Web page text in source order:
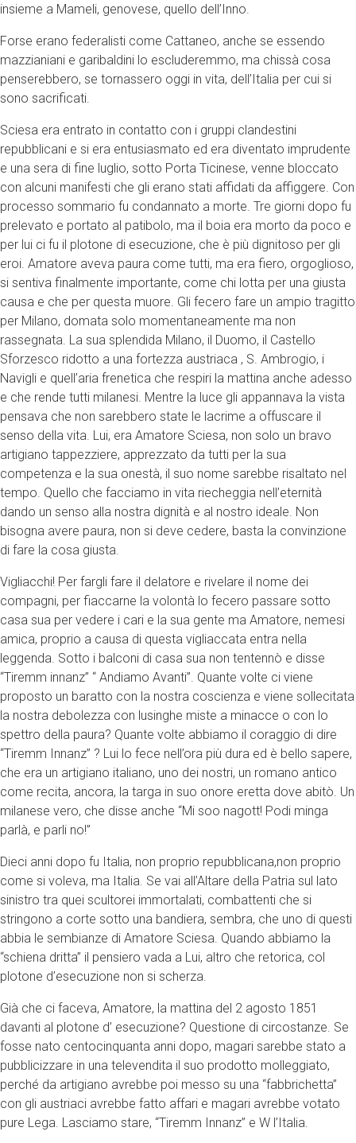
insieme a Mameli, genovese, quello dell’Inno.
Forse erano federalisti come Cattaneo, anche se essendo
mazzianiani e garibaldini lo escluderemmo, ma chissà cosa
penserebbero, se tornassero oggi in vita, dell’Italia per cui si
sono sacrificati.
Sciesa era entrato in contatto con i gruppi clandestini
repubblicani e si era entusiasmato ed era diventato imprudente
e una sera di fine luglio, sotto Porta Ticinese, venne bloccato
con alcuni manifesti che gli erano stati affidati da affiggere. Con
processo sommario fu condannato a morte. Tre giorni dopo fu
prelevato e portato al patibolo, ma il boia era morto da poco e
per lui ci fu il plotone di esecuzione, che è più dignitoso per gli
eroi. Amatore aveva paura come tutti, ma era fiero, orgoglioso,
si sentiva finalmente importante, come chi lotta per una giusta
causa e che per questa muore. Gli fecero fare un ampio tragitto
per Milano, domata solo momentaneamente ma non
rassegnata. La sua splendida Milano, il Duomo, il Castello
Sforzesco ridotto a una fortezza austriaca , S. Ambrogio, i
Navigli e quell’aria frenetica che respiri la mattina anche adesso
e che rende tutti milanesi. Mentre la luce gli appannava la vista
pensava che non sarebbero state le lacrime a offuscare il
senso della vita. Lui, era Amatore Sciesa, non solo un bravo
artigiano tappezziere, apprezzato da tutti per la sua
competenza e la sua onestà, il suo nome sarebbe risaltato nel
tempo. Quello che facciamo in vita riecheggia nell’eternità
dando un senso alla nostra dignità e al nostro ideale. Non
bisogna avere paura, non si deve cedere, basta la convinzione
di fare la cosa giusta.
Vigliacchi! Per fargli fare il delatore e rivelare il nome dei
compagni, per fiaccarne la volontà lo fecero passare sotto
casa sua per vedere i cari e la sua gente ma Amatore, nemesi
amica, proprio a causa di questa vigliaccata entra nella
leggenda. Sotto i balconi di casa sua non tentennò e disse
“Tiremm innanz” “ Andiamo Avanti”. Quante volte ci viene
proposto un baratto con la nostra coscienza e viene sollecitata
la nostra debolezza con lusinghe miste a minacce o con lo
spettro della paura? Quante volte abbiamo il coraggio di dire
“Tiremm Innanz” ? Lui lo fece nell’ora più dura ed è bello sapere,
che era un artigiano italiano, uno dei nostri, un romano antico
come recita, ancora, la targa in suo onore eretta dove abitò. Un
milanese vero, che disse anche “Mi soo nagott! Podi minga
parlà, e parli no!”
Dieci anni dopo fu Italia, non proprio repubblicana,non proprio
come si voleva, ma Italia. Se vai all’Altare della Patria sul lato
sinistro tra quei scultorei immortalati, combattenti che si
stringono a corte sotto una bandiera, sembra, che uno di questi
abbia le sembianze di Amatore Sciesa. Quando abbiamo la
“schiena dritta” il pensiero vada a Lui, altro che retorica, col
plotone d’esecuzione non si scherza.
Già che ci faceva, Amatore, la mattina del 2 agosto 1851
davanti al plotone d’ esecuzione? Questione di circostanze. Se
fosse nato centocinquanta anni dopo, magari sarebbe stato a
pubblicizzare in una televendita il suo prodotto molleggiato,
perché da artigiano avrebbe poi messo su una “fabbrichetta”
con gli austriaci avrebbe fatto affari e magari avrebbe votato
pure Lega. Lasciamo stare, “Tiremm Innanz” e W l’Italia.